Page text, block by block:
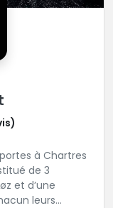
à Chartres
de 3
et d’une
leurs